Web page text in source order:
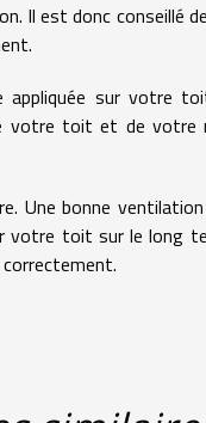
Il est donc conseillé
sur votre
votre toit et de votre
Une bonne
votre toit sur le long